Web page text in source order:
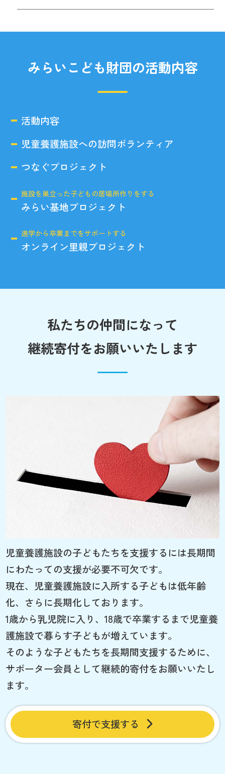
みらいこども財団の活動内容
活動内容
児童養護施設への訪問ボランティア
つなぐプロジェクト
施設を巣立った子どもの居場所作りをする
みらい基地プロジェクト
進学から卒業までをサポートする
オンライン里親プロジェクト
私たちの仲間になって
継続寄付をお願いいたします
児童養護施設の子どもたちを支援するには長期間
にわたっての支援が必要不可欠です。
現在、児童養護施設に入所する子どもは低年齢
化、さらに長期化しております。
1歳から乳児院に入り、18歳で卒業するまで児童養
護施設で暮らす子どもが増えています。
そのような子どもたちを長期間支援するために、
サポーター会員として継続的寄付をお願いいたし
ます。
寄付で支援する